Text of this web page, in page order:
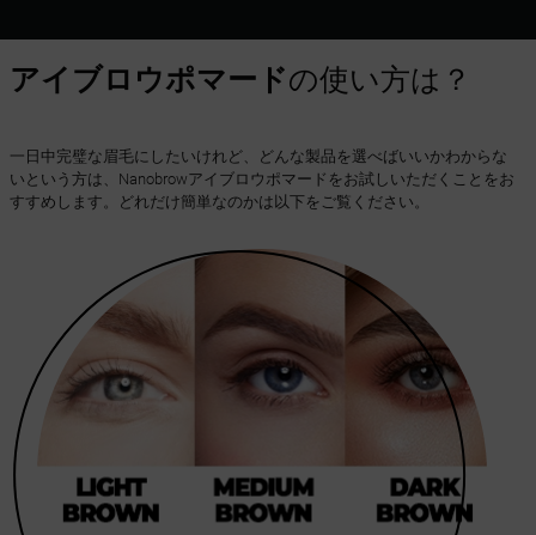
アイブロウポマードの使い方は？
一日中完璧な眉毛にしたいけれど、どんな製品を選べばいいかわからな
いという方は、Nanobrowアイブロウポマードをお試しいただくことをお
すすめします。どれだけ簡単なのかは以下をご覧ください。